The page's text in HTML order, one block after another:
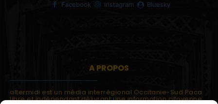
Facebook Instagram Bluesky
A PROPOS
altermidi est un média interrégional Occitanie-Sud Paca
libre et indépendant délivrant une information citoyenne